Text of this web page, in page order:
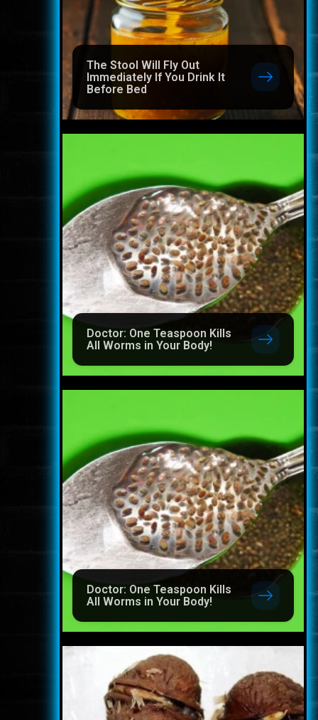
The Stool Will Fly Out
Immediately If You Drink It
Before Bed
Doctor: One Teaspoon Kills
All Worms in Your Body!
Doctor: One Teaspoon Kills
All Worms in Your Body!